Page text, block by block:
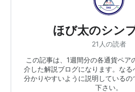
ほび太のシン
21人の読者
この記事は、1週間分の各通貨ペア
介した解説ブログになります。なる
分かりやすいように説明しているの
下さい。